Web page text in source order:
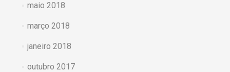
maio 2018
março 2018
janeiro 2018
outubro 2017